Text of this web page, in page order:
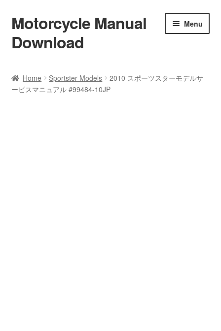
Skip
to
navigation
Skip
to
content
Motorcycle Manual
Download
Menu
Shop
Home Sportster Models
2010 スポーツスターモデルサ
ービスマニュアル #99484-10JP